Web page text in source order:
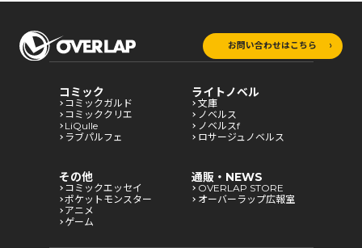
お問い合わせはこちら
コミック
コミックガルド
コミッククリエ
LiQulle
ラブパルフェ
ライトノベル
文庫
ノベルス
ノベルスf
ロサージュノベルス
その他
コミックエッセイ
ポケットモンスター
アニメ
ゲーム
通販・NEWS
OVERLAP STORE
オーバーラップ広報室